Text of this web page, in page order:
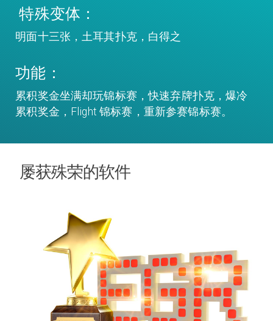
特殊变体：
明面十三张，土耳其扑克，白得之
功能：
累积奖金坐满却玩锦标赛，快速弃牌扑克，爆冷
累积奖金，Flight 锦标赛，重新参赛锦标赛。
屡获殊荣的软件